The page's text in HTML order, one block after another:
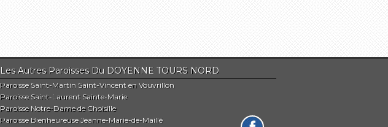
Les Autres Paroisses Du DOYENNE TOURS NORD
Paroisse Saint-Martin Saint-Vincent en Vouvrillon
Paroisse Saint-Laurent Sainte-Marie
Paroisse Notre-Dame de Choisille
Paroisse Bienheureuse Jeanne-Marie-de-Maillé